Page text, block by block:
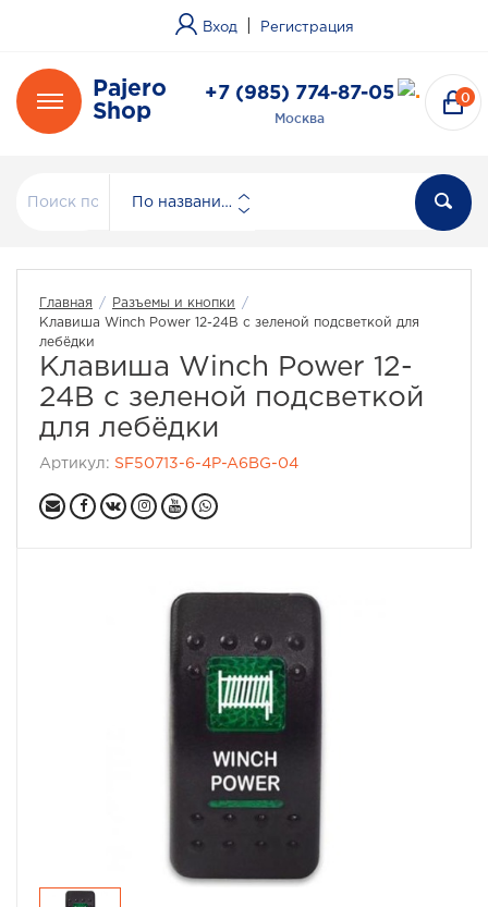
Вход Регистрация
Pajero
Shop
+7 (985) 774-87-05
Москва
0
По названию
Главная / Разъемы и кнопки
/
Клавиша Winch Power 12-24В с зеленой подсветкой для
лебёдки
Клавиша Winch Power 12-
24В с зеленой подсветкой
для лебёдки
Артикул: SF50713-6-4P-A6BG-04